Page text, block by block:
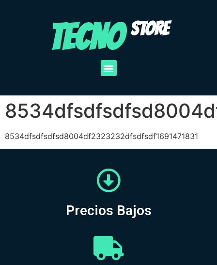
TECNO STORE
8534dfsdfsdfsd8004df2323232dfsdfsdf1691471831
Precios Bajos